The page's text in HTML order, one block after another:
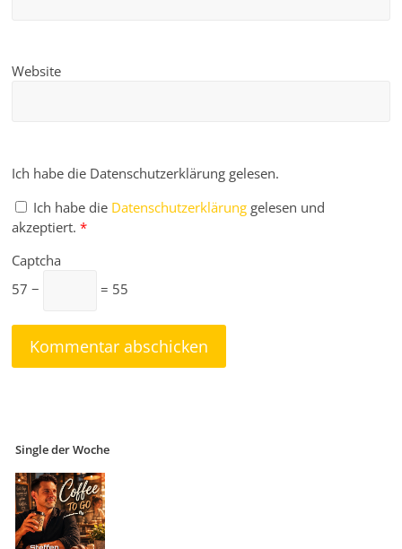
Website
Ich habe die Datenschutzerklärung gelesen.
Ich habe die Datenschutzerklärung gelesen und
akzeptiert. *
Captcha
57 −
= 55
Single der Woche